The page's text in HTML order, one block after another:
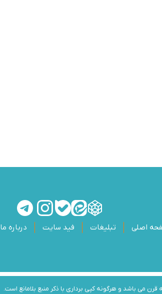
اصلی تبلیغات فید سایت درباره ما
می باشد و هرگونه کپی برداری با ذکر منبع بلامانع است.